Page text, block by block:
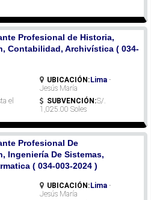
Profesional de Historia,
Contabilidad, Archivística ( 034-
UBICACIÓN: Lima -
Jesús María
el
SUBVENCIÓN:S/.
1,025.00 Soles
Profesional De
Ingeniería De Sistemas,
( 034-003-2024 )
UBICACIÓN:Lima -
Jesús María